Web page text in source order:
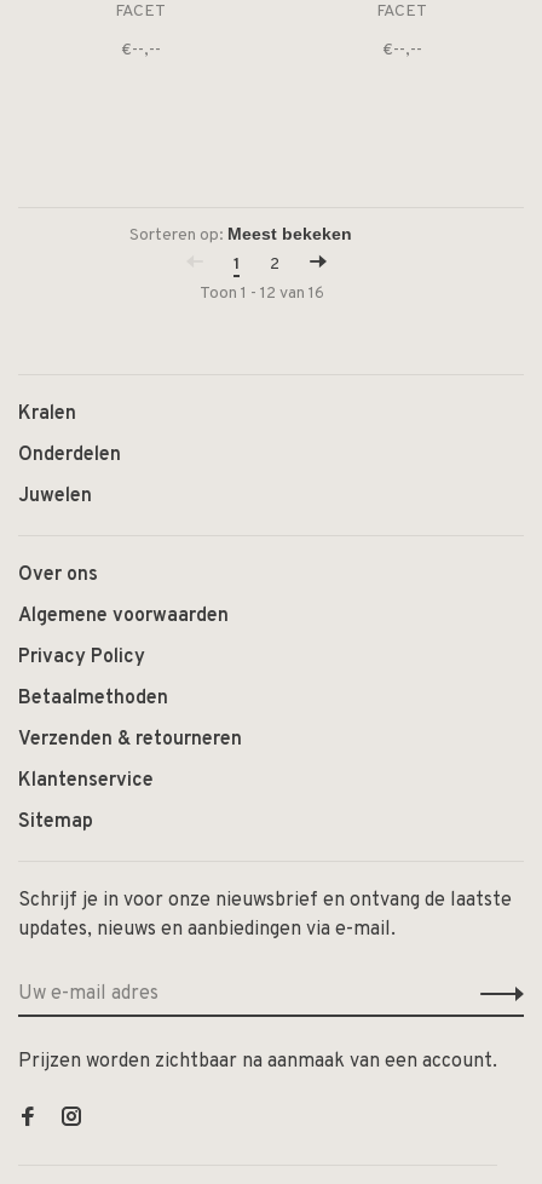
FACET
€--,--
FACET
€--,--
Sorteren op:
1
2
Toon 1 - 12 van 16
Kralen
Onderdelen
Juwelen
Over ons
Algemene voorwaarden
Privacy Policy
Betaalmethoden
Verzenden & retourneren
Klantenservice
Sitemap
Schrijf je in voor onze nieuwsbrief en ontvang de laatste
updates, nieuws en aanbiedingen via e-mail.
Prijzen worden zichtbaar na aanmaak van een account.